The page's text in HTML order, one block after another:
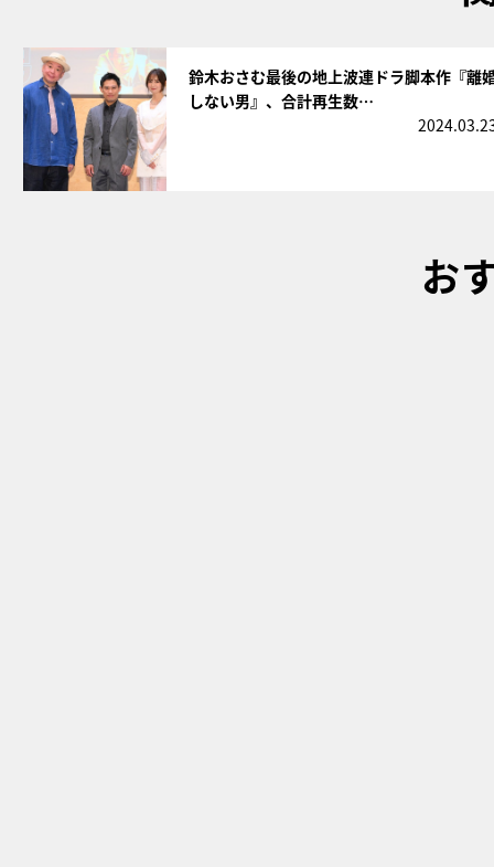
鈴木おさむ最後の地上波連ドラ脚本作『離
しない男』、合計再生数…
お